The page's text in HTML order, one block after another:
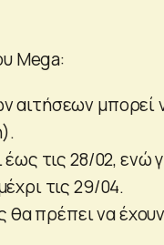
Mega:
αιτήσεων μπορεί
τις 28/02, ενώ
τις 29/04.
θα πρέπει να έχουν